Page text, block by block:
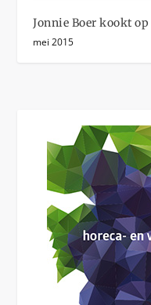
Jonnie Boer kookt
mei 2015